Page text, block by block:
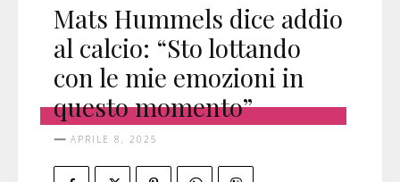
Mats Hummels dice addio
al calcio: “Sto lottando
con le mie emozioni in
questo momento”
APRILE 8, 2025